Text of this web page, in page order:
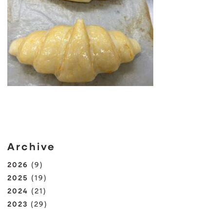
Archive
2026 (9)
2025 (19)
2024 (21)
2023 (29)